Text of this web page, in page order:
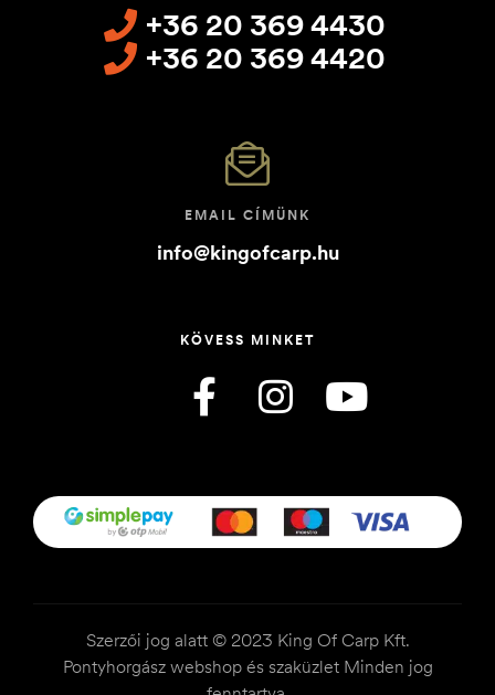
+36 20 369 4430
+36 20 369 4420
EMAIL CÍMÜNK
info@kingofcarp.hu
KÖVESS MINKET
Szerzői jog alatt © 2023 King Of Carp Kft.
Pontyhorgász webshop és szaküzlet Minden jog